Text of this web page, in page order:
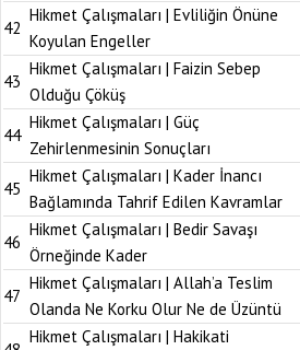
42
Hikmet Çalışmaları | Evliliğin Önüne
Koyulan Engeller
43
Hikmet Çalışmaları | Faizin Sebep
Olduğu Çöküş
44
Hikmet Çalışmaları | Güç
Zehirlenmesinin Sonuçları
45
Hikmet Çalışmaları | Kader İnancı
Bağlamında Tahrif Edilen Kavramlar
46
Hikmet Çalışmaları | Bedir Savaşı
Örneğinde Kader
47
Hikmet Çalışmaları | Allah’a Teslim
Olanda Ne Korku Olur Ne de Üzüntü
Hikmet Çalışmaları | Hakikati